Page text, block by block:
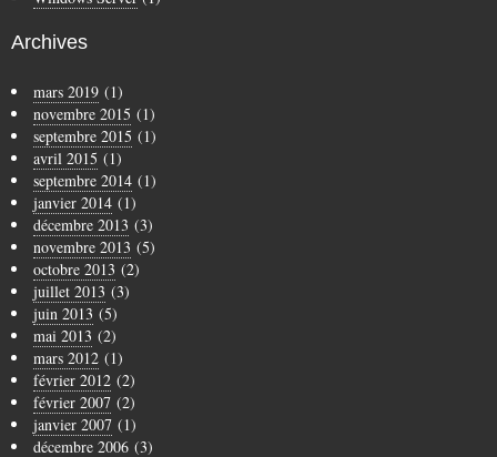
Archives
mars 2019 (1)
novembre 2015 (1)
septembre 2015 (1)
avril 2015 (1)
septembre 2014 (1)
janvier 2014 (1)
décembre 2013 (3)
novembre 2013 (5)
octobre 2013 (2)
juillet 2013 (3)
juin 2013 (5)
mai 2013 (2)
mars 2012 (1)
février 2012 (2)
février 2007 (2)
janvier 2007 (1)
décembre 2006 (3)